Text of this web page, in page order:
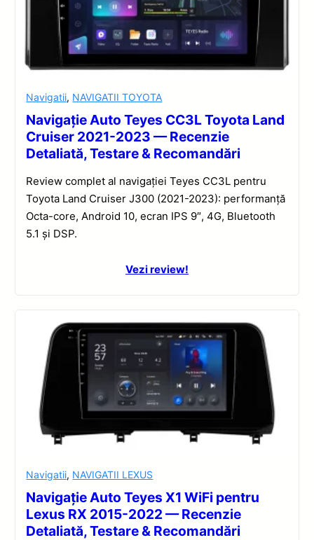
Navigatii, NAVIGATII TOYOTA
Navigație Auto Teyes CC3L Toyota Land
Cruiser 2021-2023 — Recenzie
Detaliată, Testare & Recomandări
Review complet al navigației Teyes CC3L pentru
Toyota Land Cruiser J300 (2021-2023): performanță
Octa-core, Android 10, ecran IPS 9″, 4G, Bluetooth
5.1 și DSP.
Vezi review!
Navigatii, NAVIGATII LEXUS
Navigație Auto Teyes X1 WiFi pentru
Lexus RX 2015-2022 — Recenzie
Detaliată, Testare & Recomandări